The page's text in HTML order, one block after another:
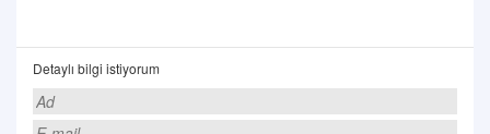
Detaylı bilgi istiyorum